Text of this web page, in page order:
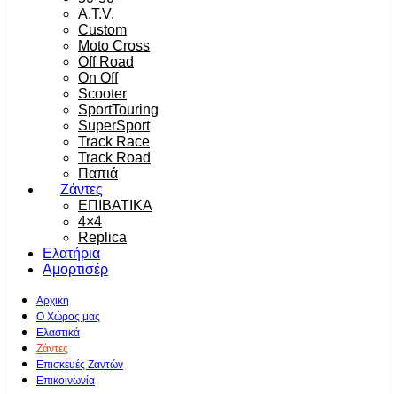
A.T.V.
Custom
Moto Cross
Off Road
On Off
Scooter
SportTouring
SuperSport
Track Race
Track Road
Παπιά
Ζάντες
ΕΠΙΒΑΤΙΚΑ
4×4
Replica
Ελατήρια
Αμορτισέρ
Αρχική
Ο Χώρος μας
Ελαστικά
Ζάντες
Επισκευές Ζαντών
Επικοινωνία